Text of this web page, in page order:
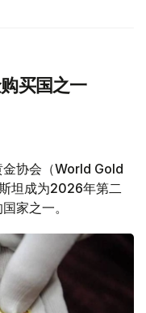
买国之一
金协会（World Gold
坦成为2026年第二
家之一。